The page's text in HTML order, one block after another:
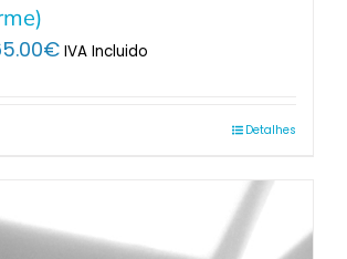
€Price
IVA Incluido
Detalhes